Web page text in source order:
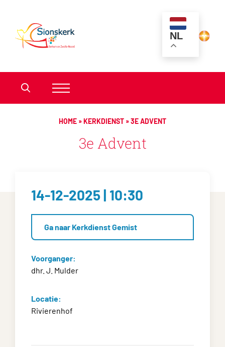
NL
HOME »KERKDIENST »3E ADVENT
3e Advent
14-12-2025 | 10:30
Ga naar Kerkdienst Gemist
Voorganger:
dhr. J. Mulder
Locatie:
Rivierenhof